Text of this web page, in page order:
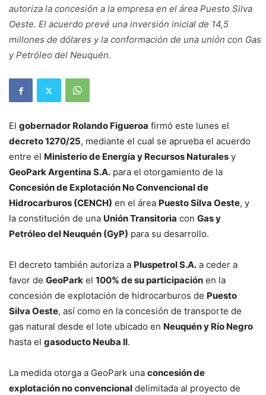
autoriza la concesión a la empresa en el área Puesto Silva
Oeste. El acuerdo prevé una inversión inicial de 14,5
millones de dólares y la conformación de una unión con Gas
y Petróleo del Neuquén.
El gobernador Rolando Figueroa firmó este lunes el
decreto 1270/25, mediante el cual se aprueba el acuerdo
entre el Ministerio de Energía y Recursos Naturales y
GeoPark Argentina S.A. para el otorgamiento de la
Concesión de Explotación No Convencional de
Hidrocarburos (CENCH) en el área Puesto Silva Oeste, y
la constitución de una Unión Transitoria con Gas y
Petróleo del Neuquén (GyP) para su desarrollo.
El decreto también autoriza a Pluspetrol S.A. a ceder a
favor de GeoPark el 100% de su participación en la
concesión de explotación de hidrocarburos de Puesto
Silva Oeste, así como en la concesión de transporte de
gas natural desde el lote ubicado en Neuquén y Río Negro
hasta el gasoducto Neuba II.
La medida otorga a GeoPark una concesión de
explotación no convencional delimitada al proyecto de